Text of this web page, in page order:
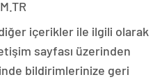
içerikler ile ilgili olarak
sayfası üzerinden
bildirimlerinize geri